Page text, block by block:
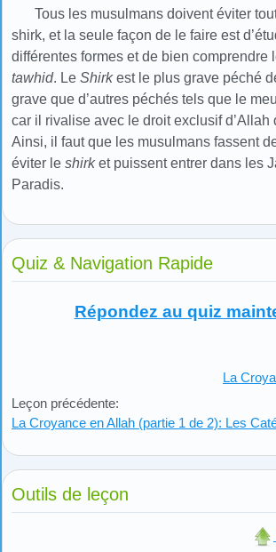
Tous les musulmans doivent éviter
shirk, et la seule façon de le faire est
différentes formes et de bien comprendre
tawhid. Le Shirkest le plus grave péché
grave que d’autres péchés tels que le
car il rivalise avec le droit exclusif d’Allah
Ainsi, il faut que les musulmans fassent
éviter le shirket puissent entrer dans les
Paradis.
Quiz & Navigation Rapide
Répondez au quiz
Leçon précédente:
La Croyance en Allah (partie 1 de 2): Les
La
Outils de leçon